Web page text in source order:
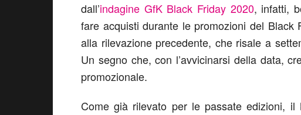
dall’indagine GfK Black Friday 2020, infatti,
fare acquisti durante le promozioni del
alla rilevazione precedente, che risale a
Un segno che, con l’avvicinarsi della data,
promozionale.
Come già rilevato per le passate edizioni,